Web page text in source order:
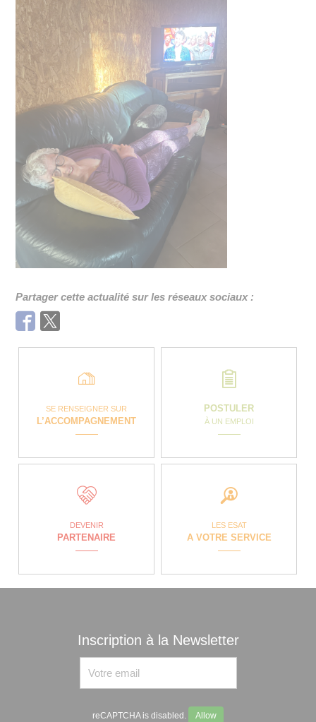
Partager cette actualité sur les réseaux sociaux :
Facebook
SE RENSEIGNER SUR
L’ACCOMPAGNEMENT
POSTULER
À UN EMPLOI
DEVENIR
PARTENAIRE
LES ESAT
A VOTRE SERVICE
Inscription à la Newsletter
reCAPTCHA is disabled. Allow